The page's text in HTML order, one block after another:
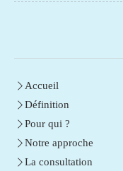
Accueil
Définition
Pour qui ?
Notre approche
La consultation